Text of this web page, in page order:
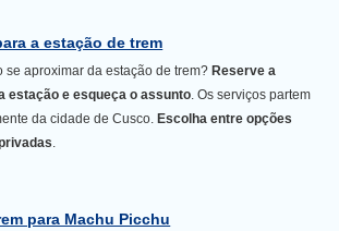
a estação de trem
se aproximar da estação de trem? Reserve a
estação e esqueça o assunto. Os serviços partem
da cidade de Cusco. Escolha entre opções
.
para Machu Picchu